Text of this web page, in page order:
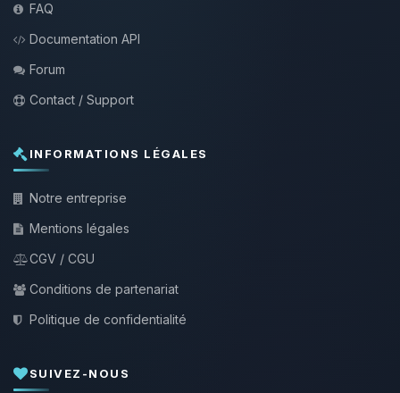
FAQ
Documentation API
Forum
Contact / Support
INFORMATIONS LÉGALES
Notre entreprise
Mentions légales
CGV / CGU
Conditions de partenariat
Politique de confidentialité
SUIVEZ-NOUS